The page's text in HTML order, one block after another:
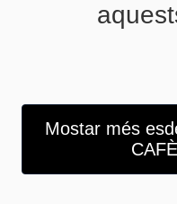
Mostar més